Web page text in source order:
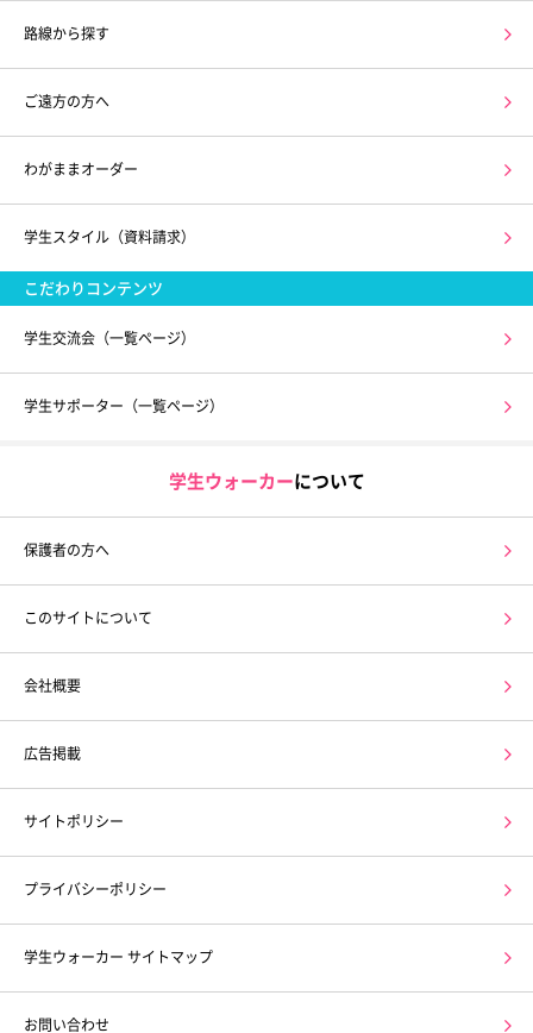
路線から探す
ご遠方の方へ
わがままオーダー
学生スタイル（資料請求）
こだわりコンテンツ
学生交流会（一覧ページ）
学生サポーター（一覧ページ）
学生ウォーカーについて
保護者の方へ
このサイトについて
会社概要
広告掲載
サイトポリシー
プライバシーポリシー
学生ウォーカー サイトマップ
お問い合わせ